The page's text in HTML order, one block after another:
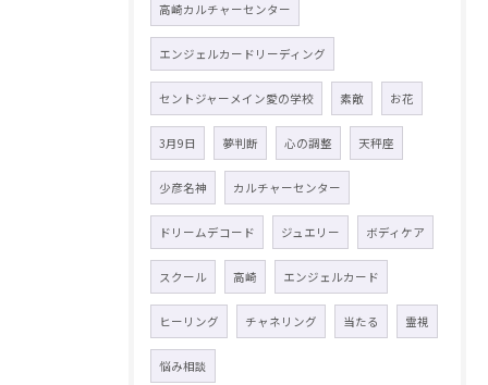
高崎カルチャーセンター
エンジェルカードリーディング
セントジャーメイン愛の学校 素敵 お花
3月9日 夢判断 心の調整 天秤座
少彦名神 カルチャーセンター
ドリームデコード ジュエリー ボディケア
スクール 高崎 エンジェルカード
ヒーリング チャネリング 当たる 霊視
悩み相談